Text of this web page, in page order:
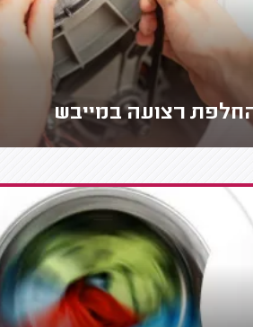
רצועה במייבש